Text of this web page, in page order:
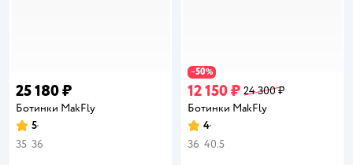
25 180 ₽
Ботинки MakFly
Рейтинг:
5
35 36
−50%
12 150 ₽ 24 300 ₽
Ботинки MakFly
Рейтинг:
4
36 40.5